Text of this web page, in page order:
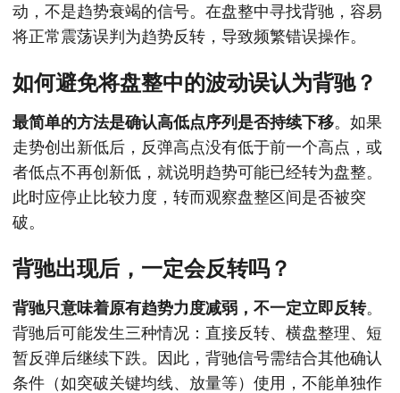
动，不是趋势衰竭的信号。在盘整中寻找背驰，容易
将正常震荡误判为趋势反转，导致频繁错误操作。
如何避免将盘整中的波动误认为背驰？
最简单的方法是确认高低点序列是否持续下移。如果
走势创出新低后，反弹高点没有低于前一个高点，或
者低点不再创新低，就说明趋势可能已经转为盘整。
此时应停止比较力度，转而观察盘整区间是否被突
破。
背驰出现后，一定会反转吗？
背驰只意味着原有趋势力度减弱，不一定立即反转。
背驰后可能发生三种情况：直接反转、横盘整理、短
暂反弹后继续下跌。因此，背驰信号需结合其他确认
条件（如突破关键均线、放量等）使用，不能单独作